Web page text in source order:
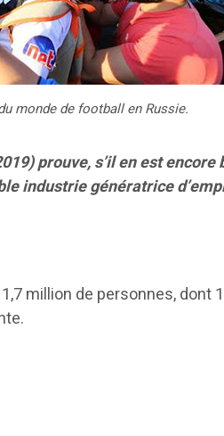
monde de football en Russie.
prouve, s’il en est
industrie génératrice
million de personnes, dont